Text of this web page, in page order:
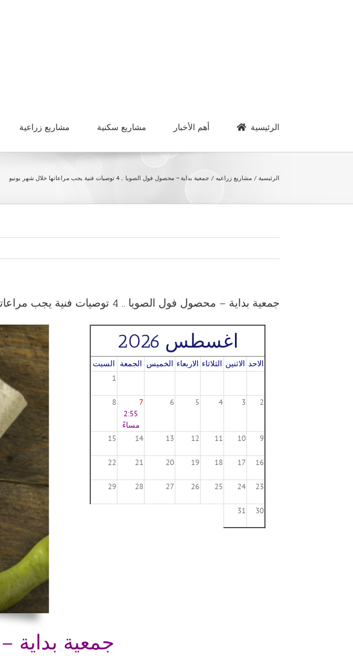
الرئيسية أهم الأخبار مشاريع سكنية مشاريع زراعية
الرئيسية مشاريع زراعيه جمعية بداية – محصول فول الصويا .. 4 توصيات فنية يجب مراعاتها خلال شهر يونيو
جمعية بداية – محصول فول الصويا .. 4 توصيات فنية يجب مراعاتها خلال شهر يونيو
اغسطس 2026
الاحد الاثنين الثلاثاء الاربعاء الخميس الجمعة السبت
1
2
3
4
5
6
7
2:55
مساءً
8
9
10
11
12
13
14
15
16
17
18
19
20
21
22
23
24
25
26
27
28
29
30
31